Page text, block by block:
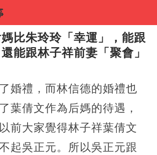
比朱玲玲「幸運」，能跟
能跟林子祥前妻「聚會」
婚禮，而林信德的婚禮也
葉倩文作為后媽的待遇，
前大家覺得林子祥葉倩文
起吳正元。所以吳正元跟